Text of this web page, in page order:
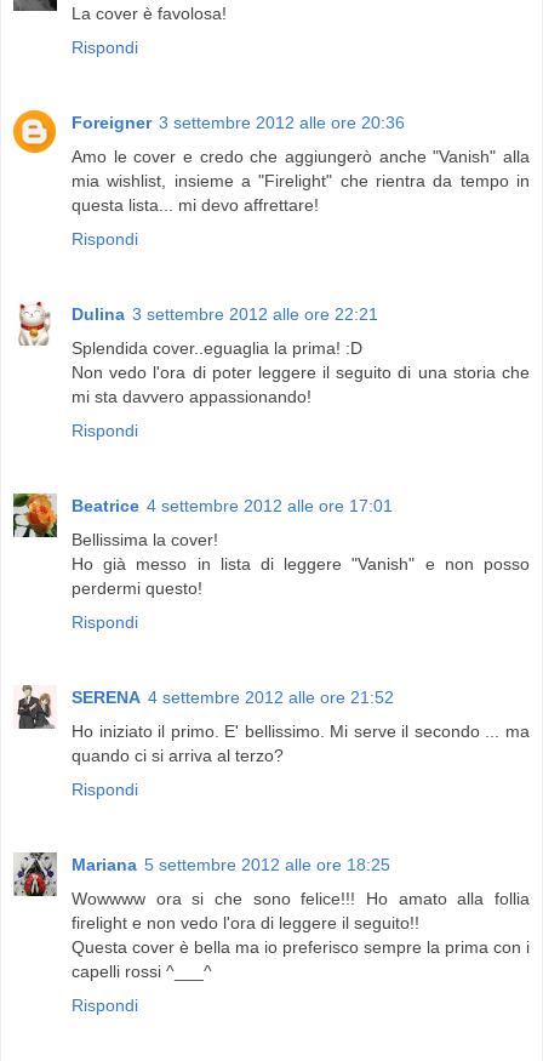
La cover è favolosa!
Rispondi
Foreigner 3 settembre 2012 alle ore 20:36
Amo le cover e credo che aggiungerò anche "Vanish" alla
mia wishlist, insieme a "Firelight" che rientra da tempo in
questa lista... mi devo affrettare!
Rispondi
Dulina 3 settembre 2012 alle ore 22:21
Splendida cover..eguaglia la prima! :D
Non vedo l'ora di poter leggere il seguito di una storia che
mi sta davvero appassionando!
Rispondi
Beatrice 4 settembre 2012 alle ore 17:01
Bellissima la cover!
Ho già messo in lista di leggere "Vanish" e non posso
perdermi questo!
Rispondi
SERENA 4 settembre 2012 alle ore 21:52
Ho iniziato il primo. E' bellissimo. Mi serve il secondo ... ma
quando ci si arriva al terzo?
Rispondi
Mariana 5 settembre 2012 alle ore 18:25
Wowwww ora si che sono felice!!! Ho amato alla follia
firelight e non vedo l'ora di leggere il seguito!!
Questa cover è bella ma io preferisco sempre la prima con i
capelli rossi ^___^
Rispondi